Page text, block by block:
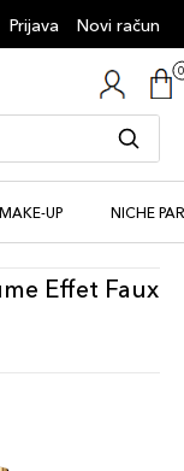
Prijava Novi račun
MAKE-UP NICHE
Effet Faux